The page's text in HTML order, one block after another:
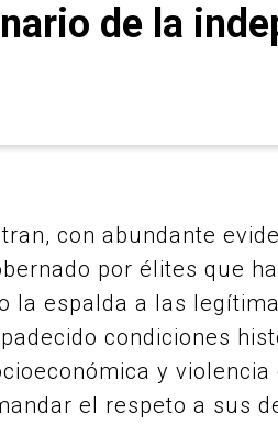
de la
con abundante
por élites que
la espalda a las
condiciones
y
el respeto a sus